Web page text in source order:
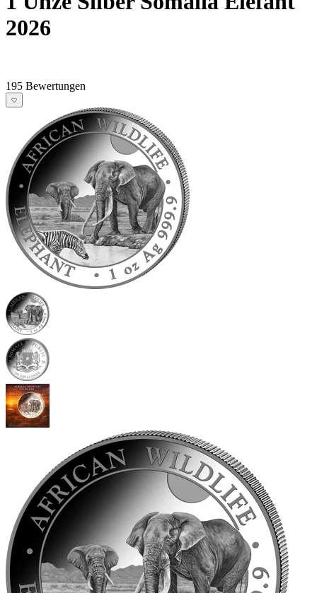
2026
195 Bewertungen